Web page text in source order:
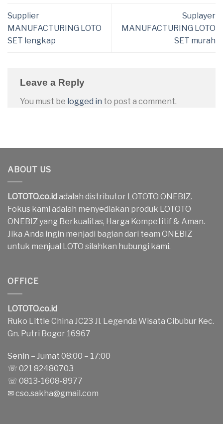
Supplier
MANUFACTURING LOTO
SET lengkap
Suplayer
MANUFACTURING LOTO
SET murah
Leave a Reply
You must be logged in to post a comment.
ABOUT US
LOTOTO.co.id adalah distributor LOTOTO ONEBIZ.
Fokus kami adalah menyediakan produk LOTOTO
ONEBIZ yang Berkualitas, Harga Kompetitif & Aman.
Jika Anda ingin menjadi bagian dari team ONEBIZ
untuk menjual LOTO silahkan hubungi kami.
OFFICE
LOTOTO.co.id
Ruko Little China JC23 Jl. Legenda Wisata Cibubur Kec.
Gn. Putri Bogor 16967
Senin – Jumat 08:00 – 17:00
☏ 021 82480703
☏ 0813-1608-8977
✉cso.sakha@gmail.com